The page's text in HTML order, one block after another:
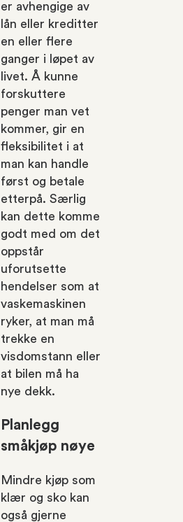
er avhengige av
lån eller kreditter
en eller flere
ganger i løpet av
livet. Å kunne
forskuttere
penger man vet
kommer, gir en
fleksibilitet i at
man kan handle
først og betale
etterpå. Særlig
kan dette komme
godt med om det
oppstår
uforutsette
hendelser som at
vaskemaskinen
ryker, at man må
trekke en
visdomstann eller
at bilen må ha
nye dekk.
Planlegg
småkjøp nøye
Mindre kjøp som
klær og sko kan
også gjerne